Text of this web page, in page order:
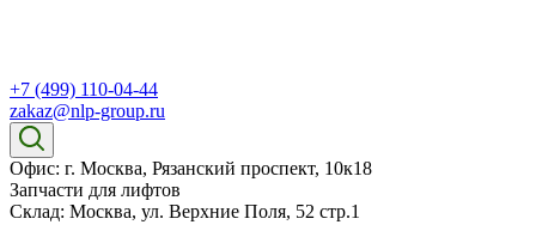
+7 (499) 110-04-44
zakaz@nlp-group.ru
Офис: г. Москва, Рязанский проспект, 10к18
Запчасти для лифтов
Склад: Москва, ул. Верхние Поля, 52 стр.1